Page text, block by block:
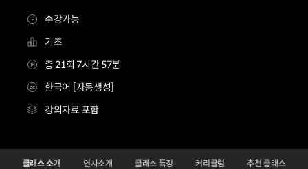
수강가능
기초
총 21회 7시간 57분
한국어 [자동생성]
강의자료 포함
그래픽 디자이너 홍준기Details
Configuration Information Shortcuts
클래스 소개 연사소개 클래스 특징 커리큘럼 추천 클래스